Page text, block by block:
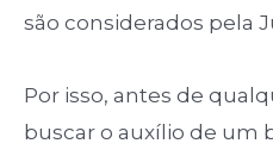
são considerados pela
Por isso, antes de
buscar o auxílio de um